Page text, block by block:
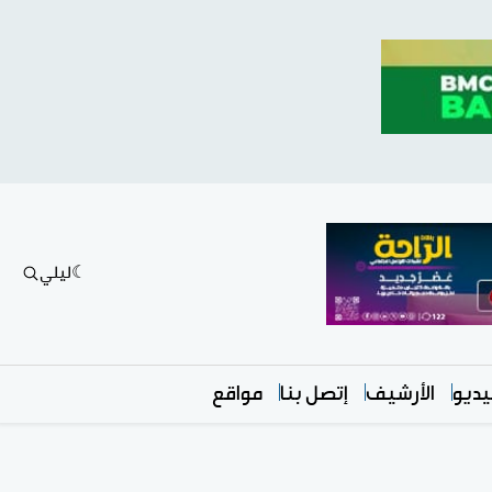
ليلي
الأرشيف إتصل بنا مواقع